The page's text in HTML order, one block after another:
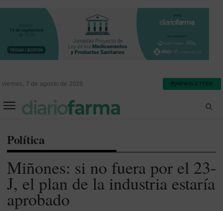
viernes, 7 de agosto de 2026 NEWSLETTER
Política
Miñones: si no fuera por el 23-
J, el plan de la industria estaría
aprobado